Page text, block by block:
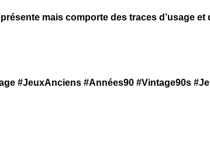
mais comporte des traces d’usage
#JeuxAnciens #Années90 #Vintage90s